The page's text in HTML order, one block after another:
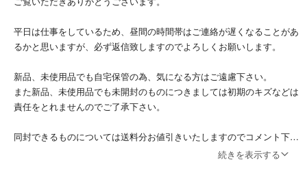
平日は仕事をしているため、昼間の時間帯はご連絡が遅くなることがあ
るかと思いますが、必ず返信致しますのでよろしくお願いします。
新品、未使用品でも自宅保管の為、気になる方はご遠慮下さい。
また新品、未使用品でも未開封のものにつきましては初期のキズなどは
責任をとれませんのでご了承下さい。
同封できるものについては送料分お値引きいたしますのでコメント下さ
続きを表示する